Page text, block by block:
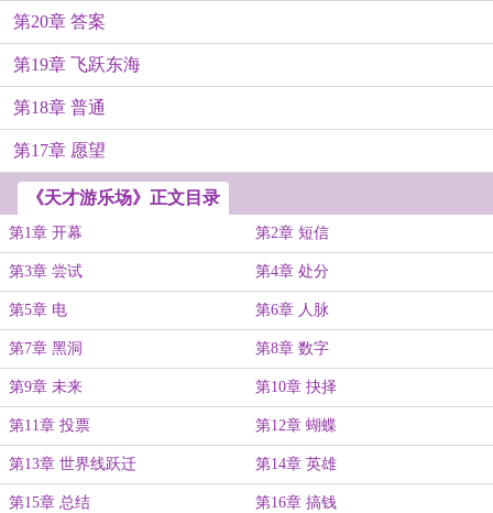
第20章 答案
第19章 飞跃东海
第18章 普通
第17章 愿望
《天才游乐场》正文目录
第1章 开幕 第2章 短信
第3章 尝试 第4章 处分
第5章 电 第6章 人脉
第7章 黑洞 第8章 数字
第9章 未来 第10章 抉择
第11章 投票 第12章 蝴蝶
第13章 世界线跃迁 第14章 英雄
第15章 总结 第16章 搞钱